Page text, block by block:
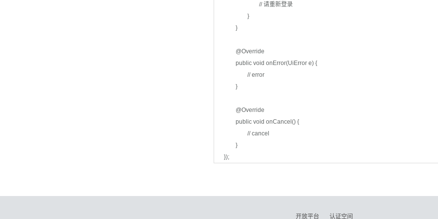
// 请重新登录
}
}
@Override
public void onError(UiError e) {
// error
}
@Override
public void onCancel() {
// cancel
}
});
开放平台 认证空间